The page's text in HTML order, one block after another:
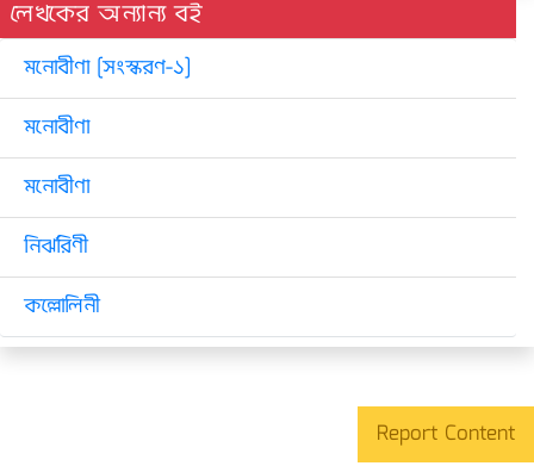
লেখকের অন্যান্য বই
মনোবীণা [সংস্করণ-১]
মনোবীণা
মনোবীণা
নির্ঝরিণী
কল্লোলিনী
Report Content